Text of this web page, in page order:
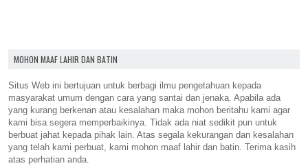
MOHON MAAF LAHIR DAN BATIN
Situs Web ini bertujuan untuk berbagi ilmu pengetahuan kepada
masyarakat umum dengan cara yang santai dan jenaka. Apabila ada
yang kurang berkenan atau kesalahan maka mohon beritahu kami agar
kami bisa segera memperbaikinya. Tidak ada niat sedikit pun untuk
berbuat jahat kepada pihak lain. Atas segala kekurangan dan kesalahan
yang telah kami perbuat, kami mohon maaf lahir dan batin. Terima kasih
atas perhatian anda.